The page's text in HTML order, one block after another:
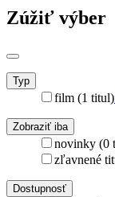
Zúžiť výber
Typ
film (1 titul)
Zobraziť iba
novinky (0
zľavnené
Dostupnosť